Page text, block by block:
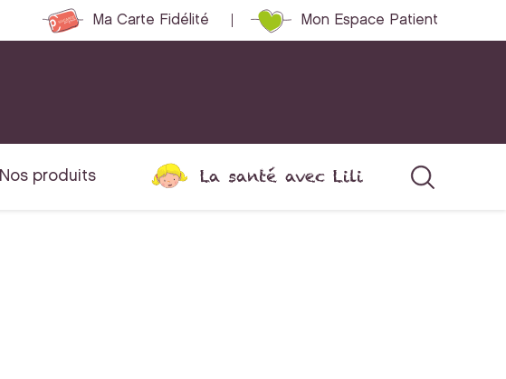
Ma Carte Fidélité Mon Espace Patient
Nos produits La santé avec Lili